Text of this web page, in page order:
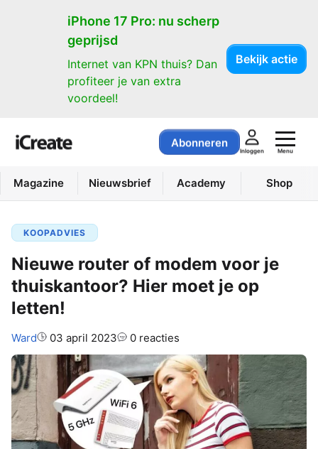
iPhone 17 Pro: nu scherp
geprijsd
Internet van KPN thuis? Dan
profiteer je van extra
voordeel!
Bekijk actie
Abonneren
Inloggen Menu
Magazine Nieuwsbrief Academy Shop
KOOPADVIES
Nieuwe router of modem voor je
thuiskantoor? Hier moet je op
letten!
Auteur:
Ward 03 april 2023 0 reacties